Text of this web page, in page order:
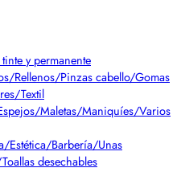
y permanente
Rellenos/Pinzas cabello/Gomas
Textil
Maletas/Maniquíes/Varios
Estética/Barbería/Unas
desechables